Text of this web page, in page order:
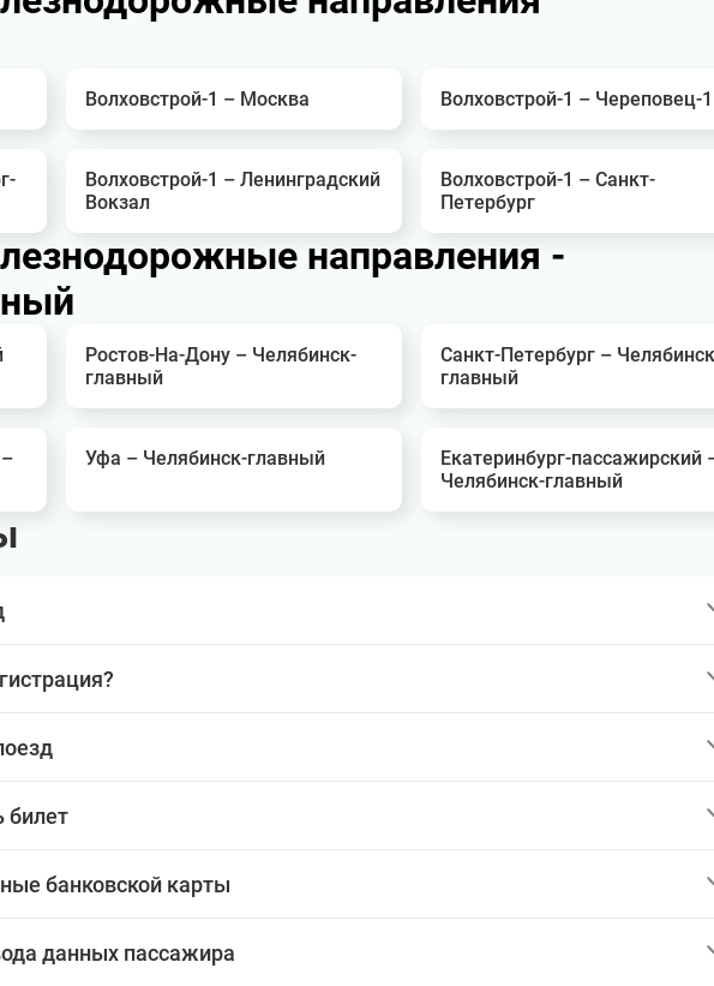
Волховстрой-1 – Москва Волховстрой-1 – Череповец-1
Волховстрой-1 – Ленинградский
Вокзал
Волховстрой-1 – Санкт-
Петербург
направления -
Ростов-На-Дону – Челябинск-
главный
Санкт-Петербург –
главный
Уфа – Челябинск-главный
Екатеринбург-пассажирский
Челябинск-главный
билет
банковской карты
данных пассажира